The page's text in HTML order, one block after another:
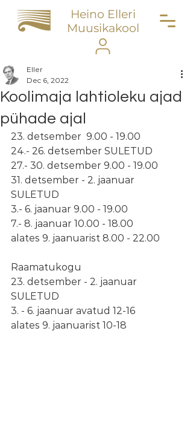
Heino Elleri
Muusikakool
Koolimaja lahtioleku ajad
pühade ajal
Eller
Dec 6, 2022
23. detsember  9.00 - 19.00
24.- 26. detsember SULETUD
27.- 30. detsember 9.00 - 19.00
31. detsember - 2. jaanuar
SULETUD
3.- 6. jaanuar 9.00 - 19.00
7.- 8. jaanuar 10.00 - 18.00
alates 9. jaanuarist 8.00 - 22.00
Raamatukogu
23. detsember - 2. jaanuar
SULETUD
3. - 6. jaanuar avatud 12-16
alates 9. jaanuarist 10-18